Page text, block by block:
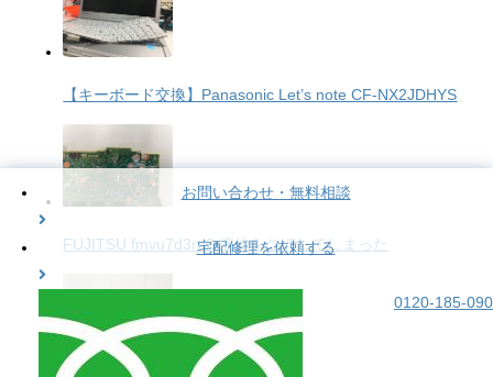
【キーボード交換】Panasonic Let’s note CF-NX2JDHYS
FUJITSU fmvu7d3rd2 液体をこぼしてしまった
お問い合わせ・無料相談
宅配修理を依頼する
0120-185-090